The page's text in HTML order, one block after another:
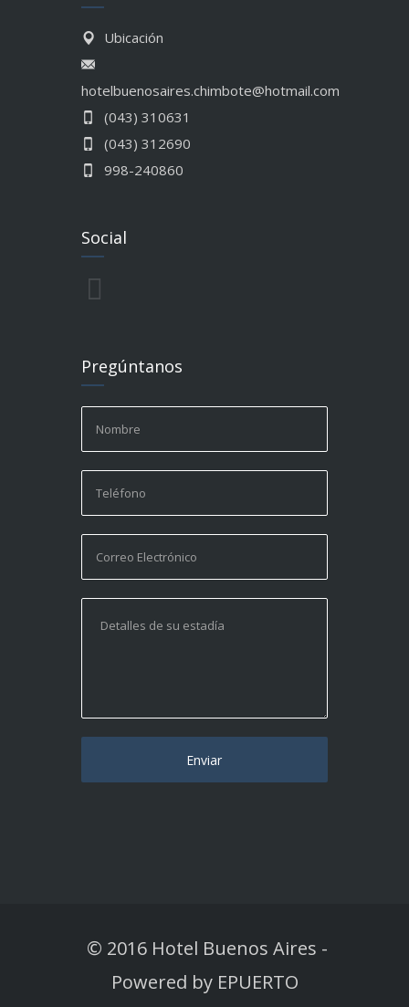
Ubicación
hotelbuenosaires.chimbote@hotmail.com
(043) 310631
(043) 312690
998-240860
Social
Pregúntanos
© 2016 Hotel Buenos Aires -
Powered by EPUERTO